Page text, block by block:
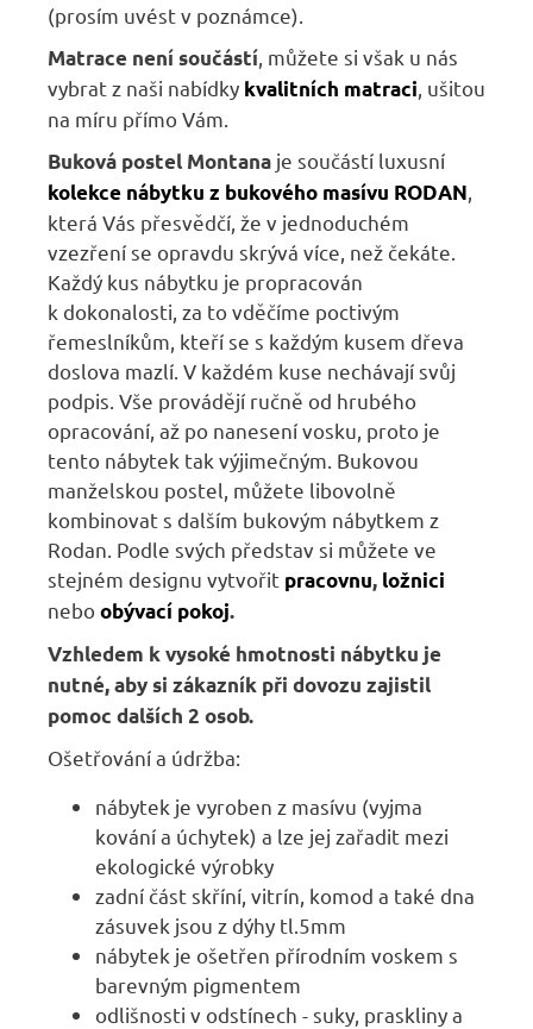
(prosím uvést v poznámce).
Matrace není součástí , můžete si však u nás
vybrat z naši nabídky kvalitních matraci , ušitou
na míru přímo Vám.
Buková postel Montana je součástí luxusní
kolekce nábytku z bukového masívu RODAN
která Vás přesvědčí, že v jednoduchém
vzezření se opravdu skrývá více, než čekáte.
Každý kus nábytku je propracován
k dokonalosti, za to vděčíme poctivým
řemeslníkům, kteří se s každým kusem dřeva
doslova mazlí. V každém kuse nechávají svůj
podpis. Vše provádějí ručně od hrubého
opracování, až po nanesení vosku, proto je
tento nábytek tak výjimečným. Bukovou
manželskou postel, můžete libovolně
kombinovat s dalším bukovým nábytkem z
Rodan. Podle svých představ si můžete ve
stejném designu vytvořit pracovnu, ložnici
neboobývací pokoj.
Vzhledem k vysoké hmotnosti nábytku je
nutné, aby si zákazník při dovozu zajistil
pomoc dalších 2 osob.
Ošetřování a údržba:
nábytek je vyroben z masívu (vyjma
kování a úchytek) a lze jej zařadit mezi
ekologické výrobky
zadní část skříní, vitrín, komod a také dna
zásuvek jsou z dýhy tl.5mm
nábytek je ošetřen přírodním voskem s
barevným pigmentem
odlišnosti v odstínech - suky, praskliny a